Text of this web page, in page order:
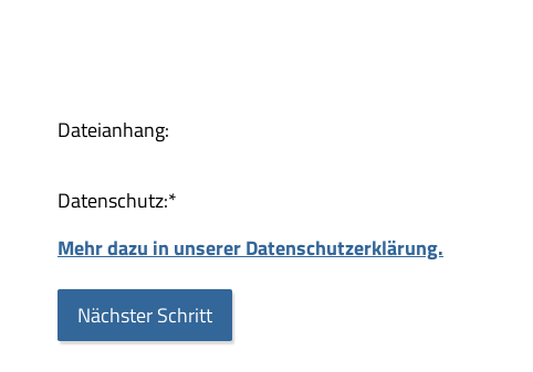
Dateianhang:
Datenschutz:*
Mehr dazu in unserer Datenschutzerklärung.